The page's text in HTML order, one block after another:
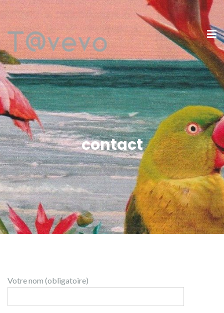
contact
Votre nom (obligatoire)